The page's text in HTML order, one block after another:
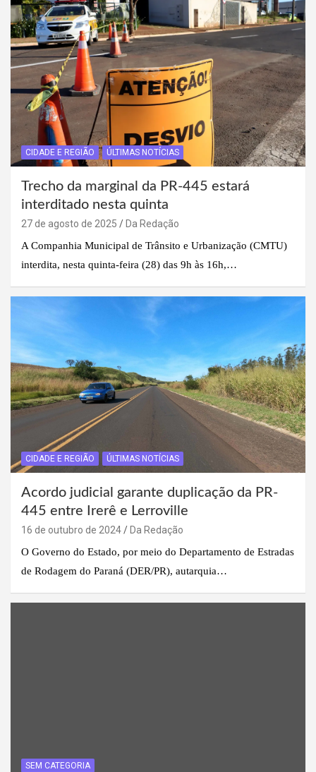
CIDADE E REGIÃO ÚLTIMAS NOTÍCIAS
Trecho da marginal da PR-445 estará
interditado nesta quinta
27 de agosto de 2025
Da Redação
A Companhia Municipal de Trânsito e Urbanização (CMTU)
interdita, nesta quinta-feira (28) das 9h às 16h,…
CIDADE E REGIÃO ÚLTIMAS NOTÍCIAS
Acordo judicial garante duplicação da PR-
445 entre Irerê e Lerroville
16 de outubro de 2024
Da Redação
O Governo do Estado, por meio do Departamento de Estradas
de Rodagem do Paraná (DER/PR), autarquia…
SEM CATEGORIA